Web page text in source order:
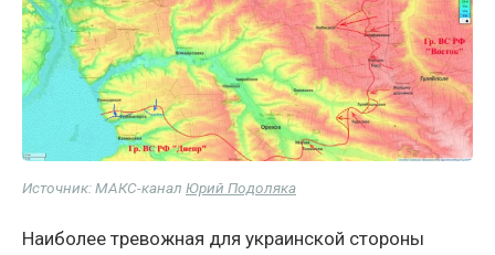
Источник: МАКС-канал Юрий Подоляка
Наиболее тревожная для украинской стороны